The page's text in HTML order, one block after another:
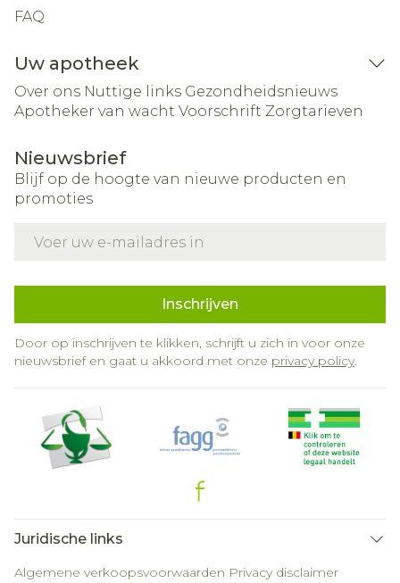
FAQ
Uw apotheek
Over ons Nuttige links Gezondheidsnieuws
Apotheker van wacht Voorschrift Zorgtarieven
Nieuwsbrief
Blijf op de hoogte van nieuwe producten en
promoties
Inschrijven
Door op inschrijven te klikken, schrijft u zich in voor onze
nieuwsbrief en gaat u akkoord met onze privacy policy.
Juridische links
Algemene verkoopsvoorwaarden Privacy disclaimer